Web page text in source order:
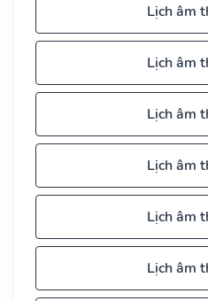
Lịch âm
Lịch âm
Lịch âm
Lịch âm
Lịch âm
Lịch âm